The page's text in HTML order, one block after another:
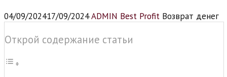
04/09/202417/09/2024ADMIN Best Profit Возврат денег
Открой содержание статьи